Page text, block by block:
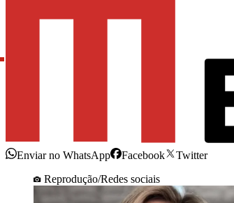
Enviar no WhatsApp Facebook
Twitter
Reprodução/Redes sociais